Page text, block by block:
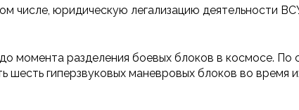
числе, юридическую легализацию деятельности
момента разделения боевых блоков в космосе. По
шесть гиперзвуковых маневровых блоков во время